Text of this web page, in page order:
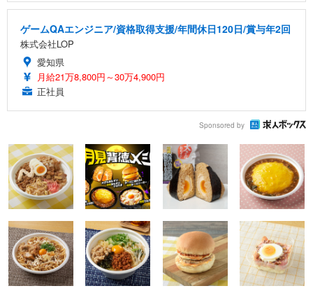
ゲームQAエンジニア/資格取得支援/年間休日120日/賞与年2回
株式会社LOP
愛知県
月給21万8,800円～30万4,900円
正社員
Sponsored by